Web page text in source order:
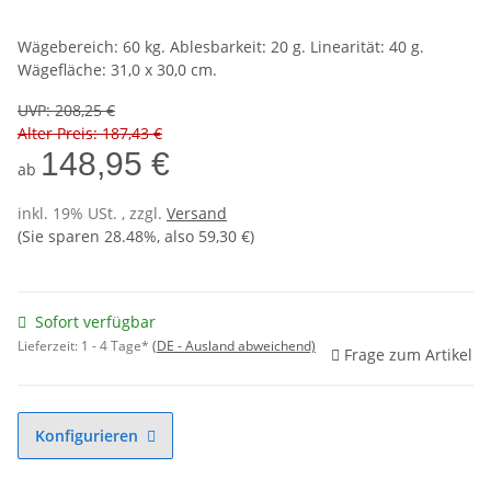
Wägebereich: 60 kg. Ablesbarkeit: 20 g. Linearität: 40 g.
Wägefläche: 31,0 x 30,0 cm.
UVP:208,25 €
Alter Preis: 187,43 €
ab 148,95 €
inkl. 19% USt. , zzgl. Versand
(Sie sparen 28.48%, also 59,30 €)
Sofort verfügbar
Lieferzeit: 1 - 4 Tage* (DE - Ausland abweichend) Frage zum Artikel
Konfigurieren